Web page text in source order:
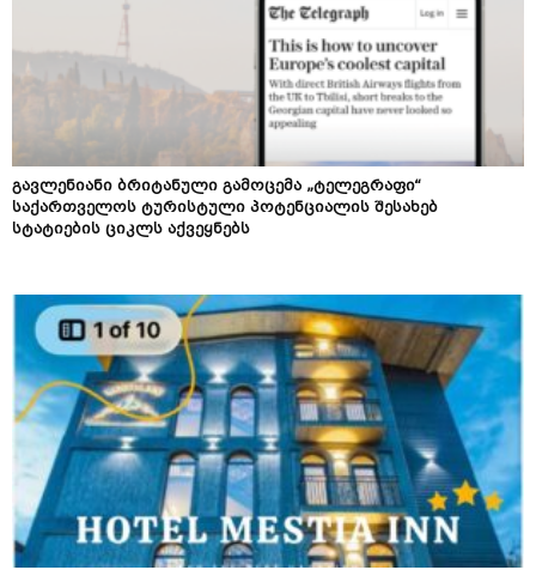
გავლენიანი ბრიტანული გამოცემა „ტელეგრაფი“
საქართველოს ტურისტული პოტენციალის შესახებ
სტატიების ციკლს აქვეყნებს